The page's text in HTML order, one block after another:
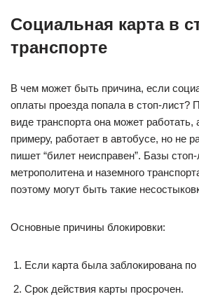
Социальная карта в
транспорте
В чем может быть причина, если
оплаты проезда попала в стоп-лист?
виде транспорта она может работать,
примеру, работает в автобусе, но не
пишет “билет неисправен”. Базы
метрополитена и наземного
поэтому могут быть такие
Основные причины блокировки:
Если карта была заблокирована по
Срок действия карты просрочен.